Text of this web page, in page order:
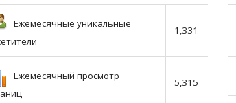
Ежемесячные уникальные
1,331
Ежемесячный просмотр
5,315